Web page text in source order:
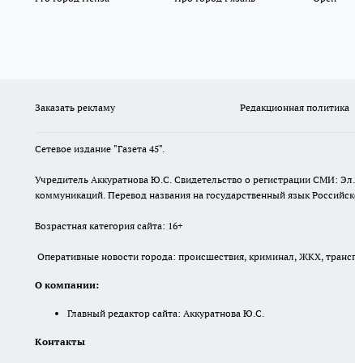
Заказать рекламу Редакционная политика
Сетевое издание "Газета 45".
Учредитель Аккуратнова Ю.С. Свидетельство о регистрации СМИ:
коммуникаций. Перевод названия на государственный язык
Возрастная категория сайта: 16+
Оперативные новости города: происшествия, криминал, ЖКХ,
О компании:
Главный редактор сайта: Аккуратнова Ю.С.
Контакты